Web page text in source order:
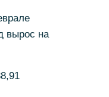
вырос на